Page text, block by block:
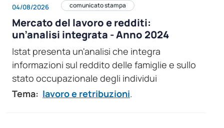
04/08/2026 comunicato stampa
Mercato del lavoro e redditi:
un’analisi integrata - Anno 2024
Istat presenta un'analisi che integra
informazioni sul reddito delle famiglie e sullo
stato occupazionale degli individui
Tema: lavoro e retribuzioni.